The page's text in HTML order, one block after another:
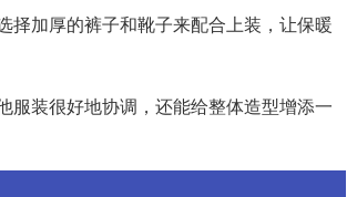
择加厚的裤子和靴子来配合上装，让保暖
服装很好地协调，还能给整体造型增添一